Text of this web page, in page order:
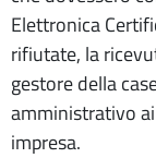
Elettronica
rifiutate, la
gestore della
amministrativo
impresa.